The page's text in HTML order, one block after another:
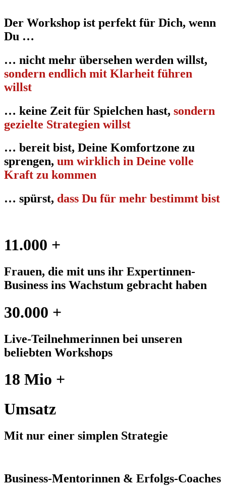
Der Workshop ist perfekt für Dich, wenn
Du …
… nicht mehr übersehen werden willst,
sondern endlich mit Klarheit führen
willst
… keine Zeit für Spielchen hast, sondern
gezielte Strategien willst
… bereit bist, Deine Komfortzone zu
sprengen, um wirklich in Deine volle
Kraft zu kommen
… spürst, dass Du für mehr bestimmt bist
11.000 +
Frauen, die mit uns ihr Expertinnen-
Business ins Wachstum gebracht haben
30.000 +
Live-Teilnehmerinnen bei unseren
beliebten Workshops
18 Mio +
Umsatz
Mit nur einer simplen Strategie
Business-Mentorinnen & Erfolgs-Coaches